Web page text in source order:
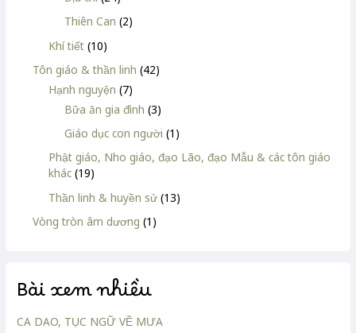
Thiên Can (2)
Khí tiết (10)
Tôn giáo & thần linh (42)
Hạnh nguyện (7)
Bữa ăn gia đình (3)
Giáo dục con người (1)
Phật giáo, Nho giáo, đạo Lão, đạo Mẫu & các tôn giáo
khác (19)
Thần linh & huyền sử (13)
Vòng tròn âm dương (1)
Bài xem nhiều
CA DAO, TỤC NGỮ VỀ MƯA